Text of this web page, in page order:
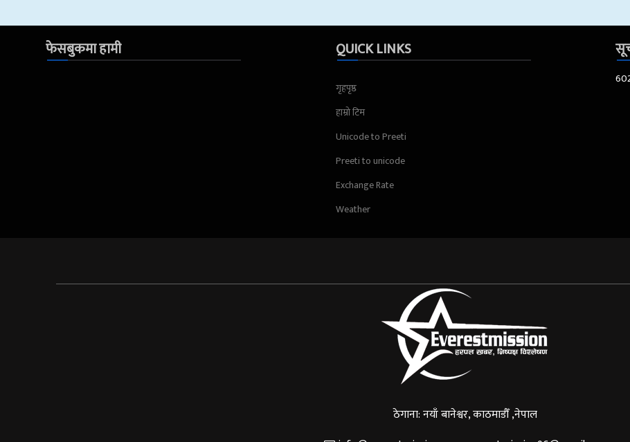
फेसबुकमा हामी QUICK LINKS
गृहपृष्ठ
हाम्रो टिम
Unicode to Preeti
Preeti to unicode
Exchange Rate
Weather
ठेगाना: नयाँ बानेश्वर, काठमाडौँ ,नेपाल